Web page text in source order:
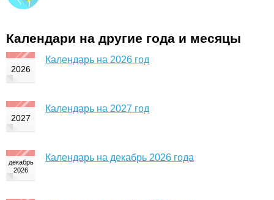
Календари на другие года и месяцы
Календарь на 2026 год
Календарь на 2027 год
Календарь на декабрь 2026 года